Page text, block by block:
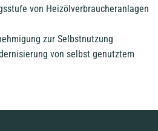
von Heizölverbraucheranlagen
zur Selbstnutzung
von selbst genutztem